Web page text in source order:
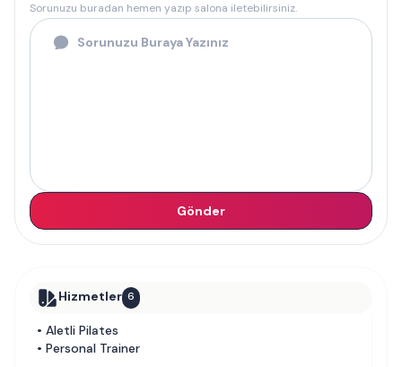
Sorunuzu buradan hemen yazıp salona iletebilirsiniz.
Gönder
Hizmetler 6
• Aletli Pilates
• Personal Trainer